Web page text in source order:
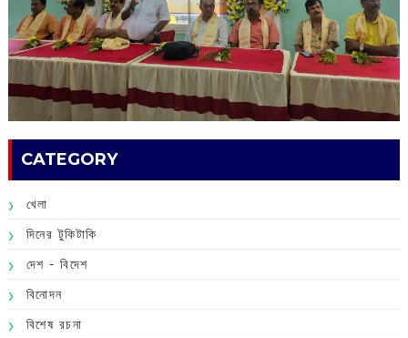
CATEGORY
খেলা
দিনের টুকিটাকি
দেশ - বিদেশ
বিনোদন
বিশেষ রচনা